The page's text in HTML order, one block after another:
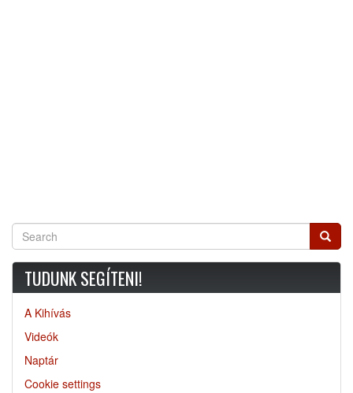
Search
TUDUNK SEGÍTENI!
A Kihívás
Videók
Naptár
Cookie settings